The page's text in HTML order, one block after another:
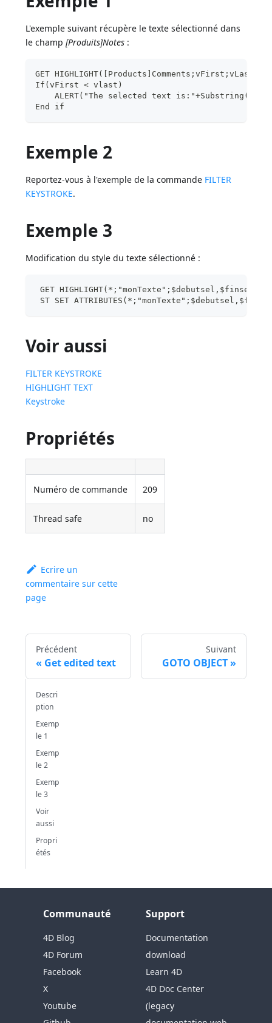
L'exemple suivant récupère le texte sélectionné dans
le champ[Produits]Notes :
GET HIGHLIGHT([Products]Comments;vFirst;vLast)
If(vFirst < vlast)
ALERT("The selected text
End if
Exemple 2
Reportez-vous à l'exemple de la commande FILTER
KEYSTROKE.
Exemple 3
Modification du style du texte sélectionné :
GET HIGHLIGHT(*;"monTexte";$debutsel,$finsel)
ST SET
Voir aussi
FILTER KEYSTROKE
HIGHLIGHT TEXT
Keystroke
Propriétés
Numéro de commande 209
Thread safe no
Ecrire un
commentaire sur cette
page
Précédent
Get edited text
Suivant
GOTO OBJECT
Descri
ption
Exemp
le 1
Exemp
le 2
Exemp
le 3
Voir
aussi
Propri
étés
Communauté
4D Blog
4D Forum
Facebook
X
Youtube
Support
Documentation
download
Learn 4D
4D Doc Center
(legacy